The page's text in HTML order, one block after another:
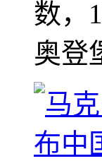
数，
奥登